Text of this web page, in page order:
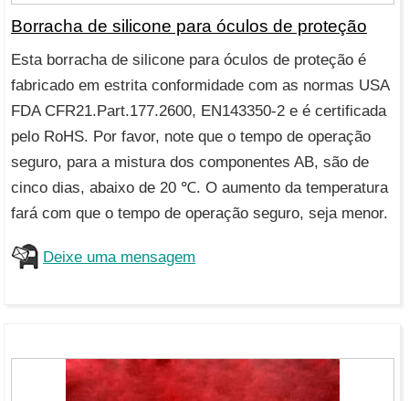
Borracha de silicone para óculos de proteção
Esta borracha de silicone para óculos de proteção é
fabricado em estrita conformidade com as normas USA
FDA CFR21.Part.177.2600, EN143350-2 e é certificada
pelo RoHS. Por favor, note que o tempo de operação
seguro, para a mistura dos componentes AB, são de
cinco dias, abaixo de 20 ℃. O aumento da temperatura
fará com que o tempo de operação seguro, seja menor.
Deixe uma mensagem